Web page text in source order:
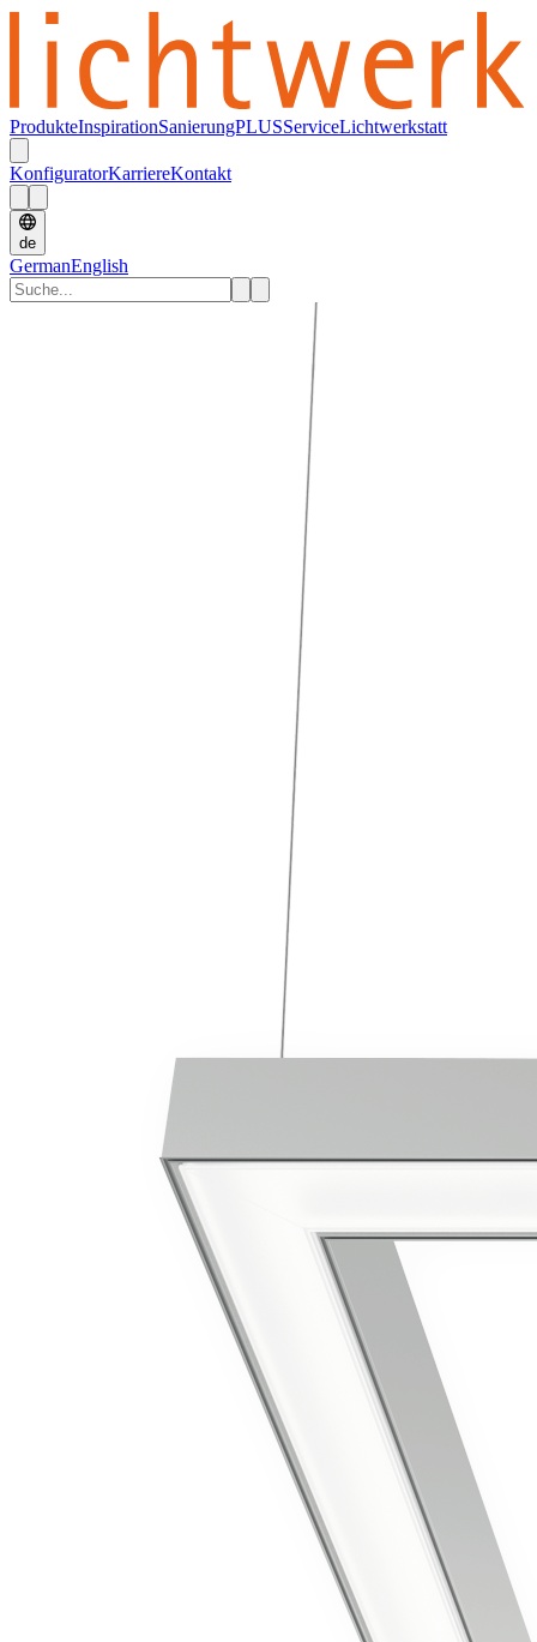
ProdukteInspirationSanierungPLUSServiceLichtwerkstatt
KonfiguratorKarriereKontakt
de
GermanEnglish